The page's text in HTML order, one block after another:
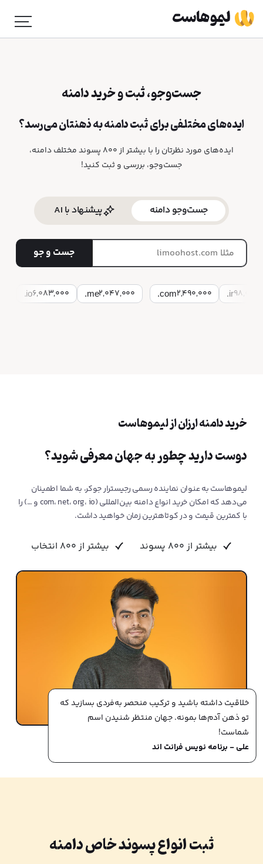
جست‌وجو، ثبت و خرید دامنه
ایده‌های مختلفی برای ثبت دامنه به ذهنتان می‌رسد؟
ایده‌های مورد نظرتان را با بیشتر از ۸۰۰ پسوند مختلف دامنه،
جست‌وجو، بررسی و ثبت کنید!
جست‌و‌جو دامنه پیشنهاد با AI
جست و جو
6,083,000 .me 2,047,000 .com2,490,000 .ir 98,000
خرید دامنه ارزان از لیموهاست
دوست دارید چطور به جهان معرفی شوید؟
لیمو‌هاست به عنوان نماینده رسمی رجیسترار جوکر، به شما اطمینان
می‌دهد که امکان خرید انواع دامنه بین‌المللی (com، net، org، io و …) را
با کمترین قیمت و در کوتاهترین زمان خواهید داشت.
بیشتر از 800 پسوند بیشتر از 800 انتخاب
خلاقیت داشته ‌باشید و ترکیب منحصر به‌فردی بسازید که
تو ذهن آدم‌ها بمونه. جهان منتظر شنیدن اسم
شماست!
علی - ‌برنامه نویس فرانت اند
ثبت انواع پسوند خاص دامنه